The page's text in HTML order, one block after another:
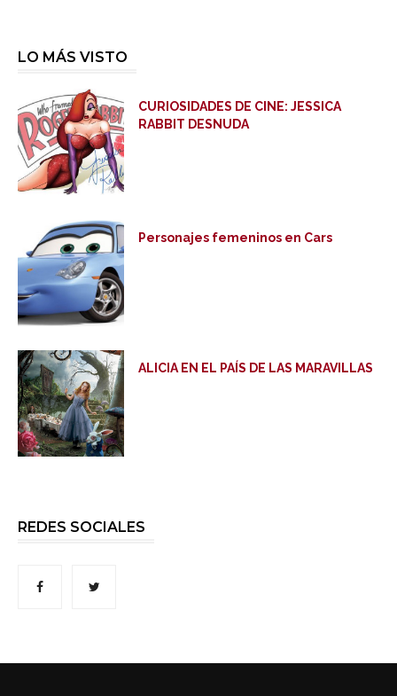
LO MÁS VISTO
CURIOSIDADES DE CINE: JESSICA
RABBIT DESNUDA
Personajes femeninos en Cars
ALICIA EN EL PAÍS DE LAS MARAVILLAS
REDES SOCIALES